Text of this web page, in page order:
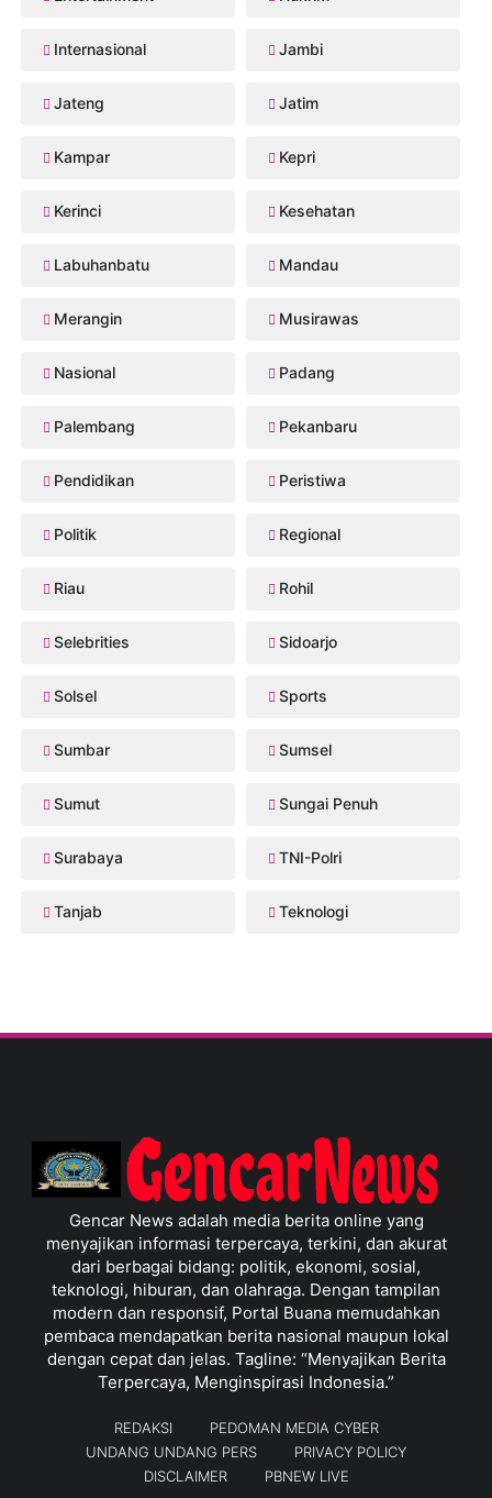
Internasional Jambi
Jateng Jatim
Kampar Kepri
Kerinci Kesehatan
Labuhanbatu Mandau
Merangin Musirawas
Nasional Padang
Palembang Pekanbaru
Pendidikan Peristiwa
Politik Regional
Riau Rohil
Selebrities Sidoarjo
Solsel Sports
Sumbar Sumsel
Sumut Sungai Penuh
Surabaya TNI-Polri
Tanjab Teknologi
Gencar News adalah media berita online yang
menyajikan informasi terpercaya, terkini, dan akurat
dari berbagai bidang: politik, ekonomi, sosial,
teknologi, hiburan, dan olahraga. Dengan tampilan
modern dan responsif, Portal Buana memudahkan
pembaca mendapatkan berita nasional maupun lokal
dengan cepat dan jelas. Tagline: “Menyajikan Berita
Terpercaya, Menginspirasi Indonesia.”
REDAKSI
PEDOMAN MEDIA CYBER
UNDANG UNDANG PERS
PRIVACY POLICY
DISCLAIMER
PBNEW LIVE